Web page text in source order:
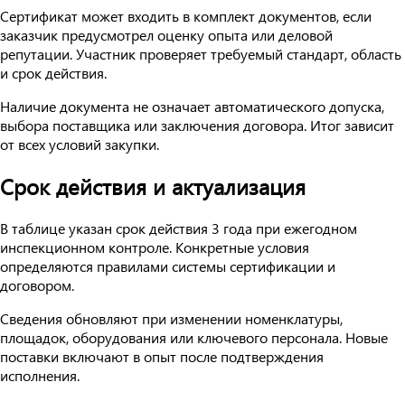
Сертификат может входить в комплект документов, если
заказчик предусмотрел оценку опыта или деловой
репутации. Участник проверяет требуемый стандарт, область
и срок действия.
Наличие документа не означает автоматического допуска,
выбора поставщика или заключения договора. Итог зависит
от всех условий закупки.
Срок действия и актуализация
В таблице указан срок действия 3 года при ежегодном
инспекционном контроле. Конкретные условия
определяются правилами системы сертификации и
договором.
Сведения обновляют при изменении номенклатуры,
площадок, оборудования или ключевого персонала. Новые
поставки включают в опыт после подтверждения
исполнения.